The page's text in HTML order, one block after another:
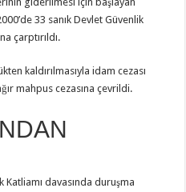
33 sanık Devlet Güvenlik
çarptırıldı.
kaldırılmasıyla idam cezası
mahpus cezasına çevrildi.
Katliamı davasında duruşma